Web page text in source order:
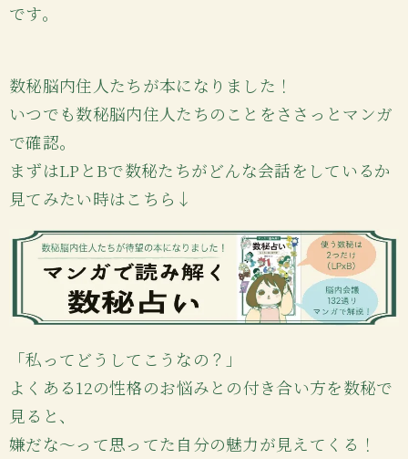
です。
数秘脳内住人たちが本になりました！
いつでも数秘脳内住人たちのことをささっとマンガ
で確認。
まずはLPとBで数秘たちがどんな会話をしているか
見てみたい時はこちら↓
「私ってどうしてこうなの？」
よくある12の性格のお悩みとの付き合い方を数秘で
見ると、
嫌だな〜って思ってた自分の魅力が見えてくる！